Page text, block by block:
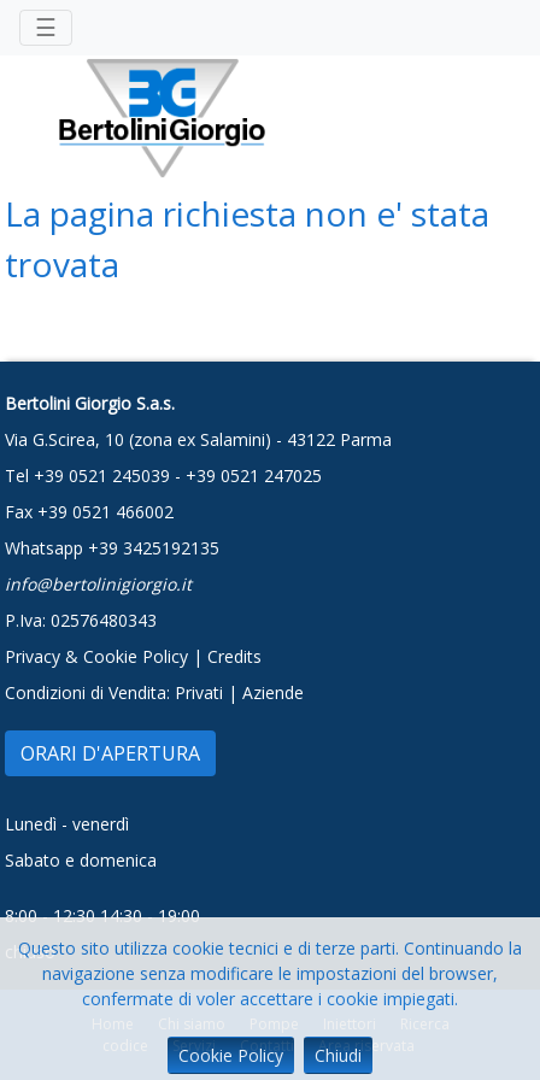
Questo sito utilizza cookie tecnici e di terze parti. Continuando la
navigazione senza modificare le impostazioni del browser,
confermate di voler accettare i cookie impiegati.
☰
La pagina richiesta non e' stata
trovata
Bertolini Giorgio S.a.s.
Via G.Scirea, 10 (zona ex Salamini) - 43122 Parma
Tel +39 0521 245039 - +39 0521 247025
Fax +39 0521 466002
Whatsapp +39 3425192135
info@bertolinigiorgio.it
P.Iva: 02576480343
Privacy &Cookie Policy |Credits
Condizioni di Vendita: Privati |Aziende
ORARI D'APERTURA
Lunedì - venerdì
Sabato e domenica
8:00 - 12:30 14:30 - 19:00
chiuso
Servizi Contatti Area riservata